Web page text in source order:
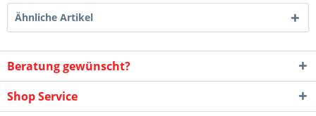
Ähnliche Artikel
Beratung gewünscht?
Shop Service